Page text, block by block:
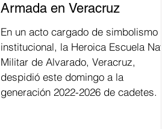
Armada en Veracruz
En un acto cargado de simbolismo
institucional, la Heroica Escuela Naval
Militar de Alvarado, Veracruz,
despidió este domingo a la
generación 2022-2026 de cadetes.